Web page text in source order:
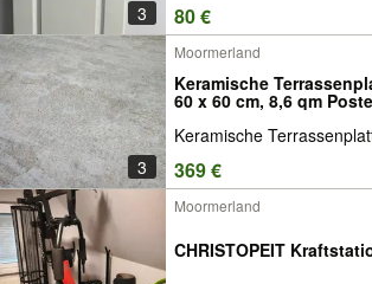
3 80 €
3
Moormerland
Keramische
60 x 60 cm, 8,6 qm
Keramische
369 €
Moormerland
CHRISTOPEIT